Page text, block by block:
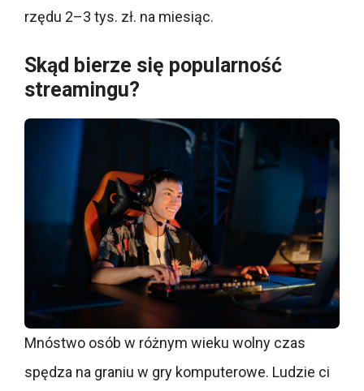
rzędu 2–3 tys. zł. na miesiąc.
Skąd bierze się popularność
streamingu?
Mnóstwo osób w różnym wieku wolny czas
spędza na graniu w gry komputerowe. Ludzie ci